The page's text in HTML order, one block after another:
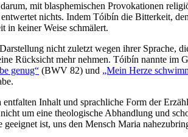
mit blasphemischen Provokationen
nichts. Indem Tóibín die Bitterkeit,
in keiner Weise schmälert.
nicht zuletzt wegen ihrer Sprache,
Rücksicht mehr nehmen. Tóibín nannte im
genug“ (BWV 82) und „Mein Herze
Inhalt und sprachliche Form der
um eine theologische Abhandlung und
ist, uns den Mensch Maria